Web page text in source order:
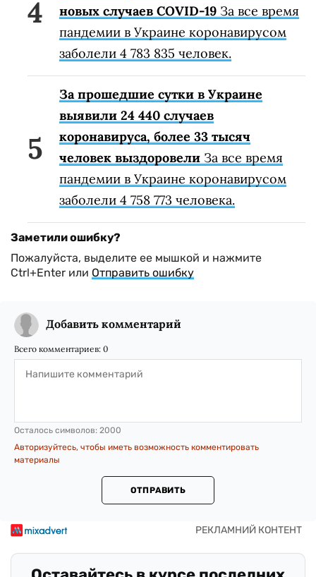
новых случаев COVID-19 За все время
пандемии в Украине коронавирусом
заболели 4 783 835 человек.
За прошедшие сутки в Украине
выявили 24 440 случаев
коронавируса, более 33 тысяч
человек выздоровели За все время
пандемии в Украине коронавирусом
заболели 4 758 773 человека.
Заметили ошибку?
Пожалуйста, выделите ее мышкой и нажмите
Ctrl+Enter или Отправить ошибку
Добавить комментарий
Всего комментариев: 0
Осталось символов: 2000
Авторизуйтесь, чтобы иметь возможность комментировать
материалы
ОТПРАВИТЬ